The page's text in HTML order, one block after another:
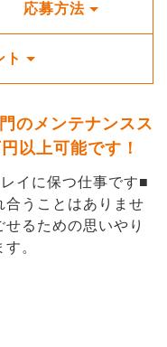
応募方法
ト
のメンテナンスス
以上可能です！
イに保つ仕事です■
合うことはありませ
るための思いやり
。